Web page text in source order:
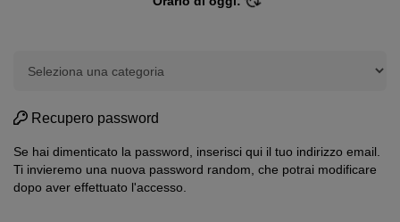
Recupero password
Se hai dimenticato la password, inserisci qui il tuo indirizzo email.
Ti invieremo una nuova password random, che potrai modificare
dopo aver effettuato l'accesso.